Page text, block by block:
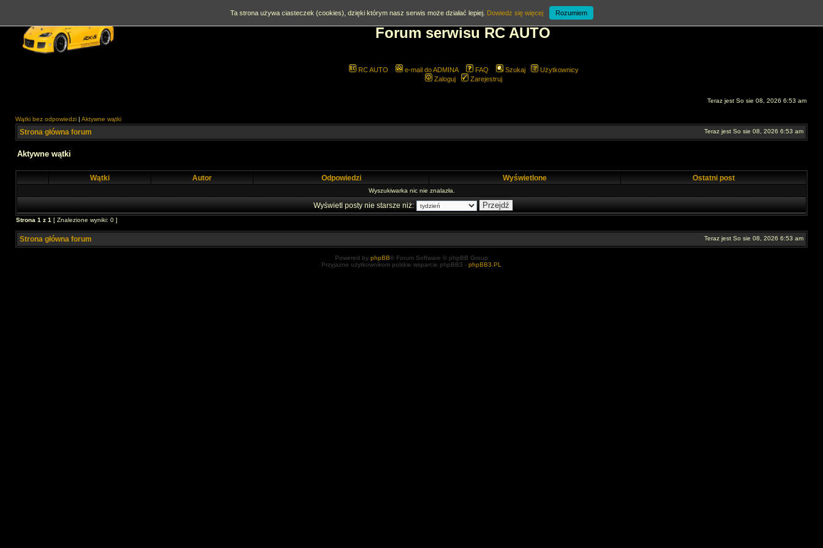
Forum serwisu RC AUTO
RC AUTO e-mail do ADMINA FAQ Szukaj
Użytkownicy
Zaloguj
Zarejestruj
Teraz jest So sie 08, 2026 6:53 am
Wątki bez odpowiedzi | Aktywne wątki
Strona główna forum Teraz jest So sie 08, 2026 6:53 am
Aktywne wątki
Wątki Autor Odpowiedzi Wyświetlone Ostatni post
Wyszukiwarka nic nie znalazła.
Wyświetl posty nie starsze niż:
Strona 1 z 1 [ Znalezione wyniki: 0 ]
Strona główna forum Teraz jest So sie 08, 2026 6:53 am
Powered by phpBB® Forum Software © phpBB Group
Przyjazne użytkownikom polskie wsparcie phpBB3 - phpBB3.PL
Ta strona używa ciasteczek (cookies), dzięki którym nasz serwis może działać lepiej. Dowiedz się więcej Rozumiem